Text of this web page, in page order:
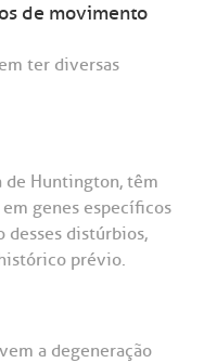
de movimento
ter diversas
de Huntington, têm
genes específicos
distúrbios,
prévio.
a degeneração